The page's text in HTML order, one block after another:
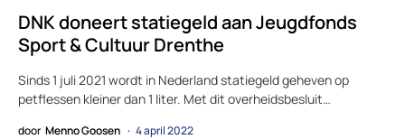
DNK doneert statiegeld aan Jeugdfonds
Sport & Cultuur Drenthe
Sinds 1 juli 2021 wordt in Nederland statiegeld geheven op
petflessen kleiner dan 1 liter. Met dit overheidsbesluit…
door Menno Goosen 4 april 2022